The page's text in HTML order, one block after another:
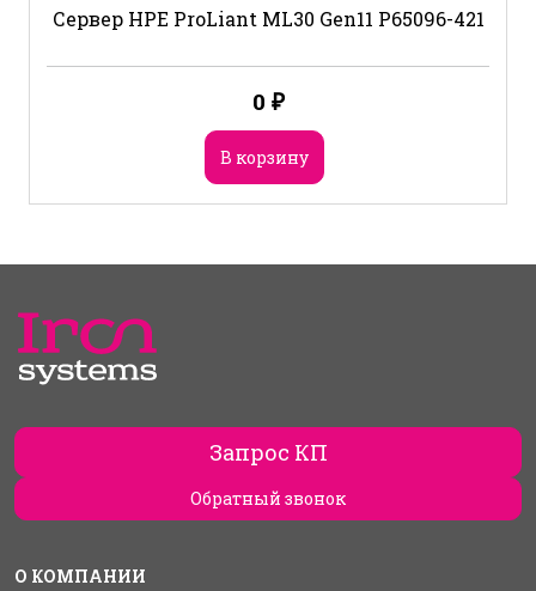
Сервер HPE ProLiant ML30 Gen11 P65096-421
0 ₽
В корзину
Запрос КП
Обратный звонок
О КОМПАНИИ